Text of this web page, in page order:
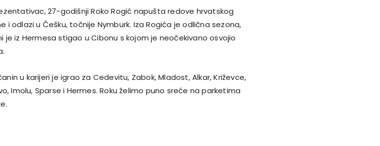
27-godišnji Roko Rogić napušta redove hrvatskog
i odlazi u Češku, točnije Nymburk. Iza Rogića je odlična sezona,
je iz Hermesa stigao u Cibonu s kojom je neočekivano osvojio
u karijeri je igrao za Cedevitu, Zabok, Mladost, Alkar, Križevce,
Imolu, Sparse i Hermes. Roku želimo puno sreće na parketima